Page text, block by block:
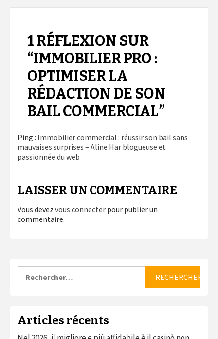
1 RÉFLEXION SUR
“IMMOBILIER PRO :
OPTIMISER LA
RÉDACTION DE SON
BAIL COMMERCIAL”
Ping : Immobilier commercial : réussir son bail sans
mauvaises surprises – Aline Har blogueuse et
passionnée du web
LAISSER UN COMMENTAIRE
Vous devez vous connecter pour publier un
commentaire.
Articles récents